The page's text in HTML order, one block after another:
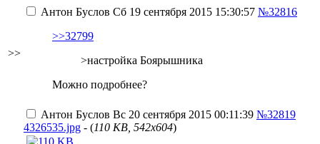
>>
Антон Буслов Сб 19 сентября 2015 15:30:57 №32816
>>32799
>настройка Боярышника
Можно подробнее?
Антон Буслов Вс 20 сентября 2015 00:11:39 №32819
4326535.jpg - (110 KB, 542x604)